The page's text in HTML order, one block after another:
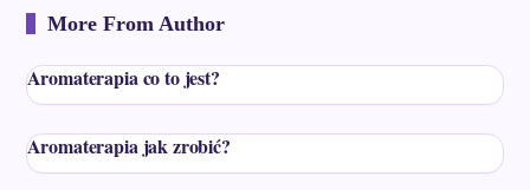
More From Author
Aromaterapia co to jest?
Aromaterapia jak zrobić?